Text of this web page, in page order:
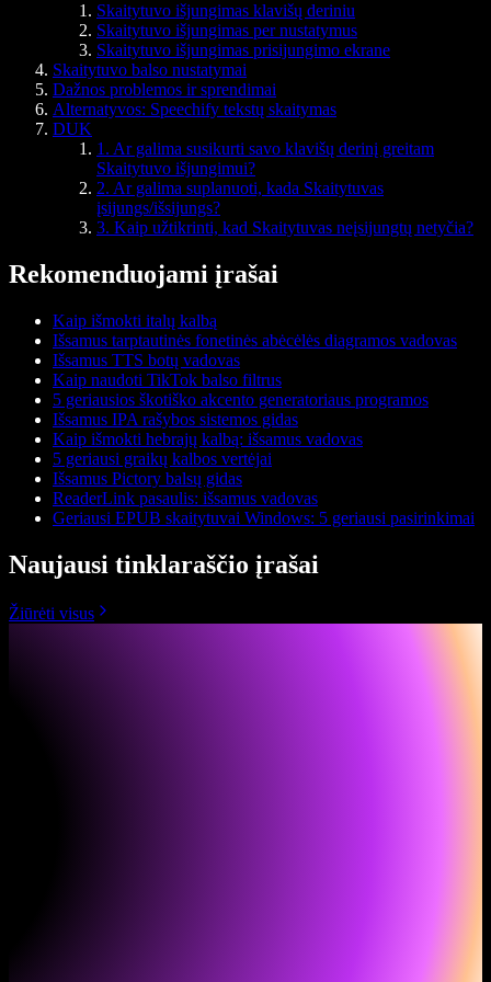
Skaitytuvo išjungimas klavišų deriniu
Skaitytuvo išjungimas per nustatymus
Skaitytuvo išjungimas prisijungimo ekrane
Skaitytuvo balso nustatymai
Dažnos problemos ir sprendimai
Alternatyvos: Speechify tekstų skaitymas
DUK
1. Ar galima susikurti savo klavišų derinį greitam
Skaitytuvo išjungimui?
2. Ar galima suplanuoti, kada Skaitytuvas
įsijungs/išsijungs?
3. Kaip užtikrinti, kad Skaitytuvas neįsijungtų netyčia?
Rekomenduojami įrašai
Kaip išmokti italų kalbą
Išsamus tarptautinės fonetinės abėcėlės diagramos vadovas
Išsamus TTS botų vadovas
Kaip naudoti TikTok balso filtrus
5 geriausios škotiško akcento generatoriaus programos
Išsamus IPA rašybos sistemos gidas
Kaip išmokti hebrajų kalbą: išsamus vadovas
5 geriausi graikų kalbos vertėjai
Išsamus Pictory balsų gidas
ReaderLink pasaulis: išsamus vadovas
Geriausi EPUB skaitytuvai Windows: 5 geriausi pasirinkimai
Naujausi tinklaraščio įrašai
Žiūrėti visus